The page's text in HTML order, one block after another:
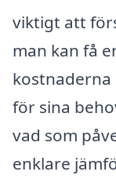
viktigt att
man kan få
för sina
vad som
enklare